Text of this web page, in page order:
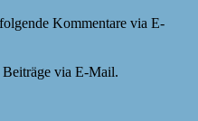
Kommentare via E-
via E-Mail.